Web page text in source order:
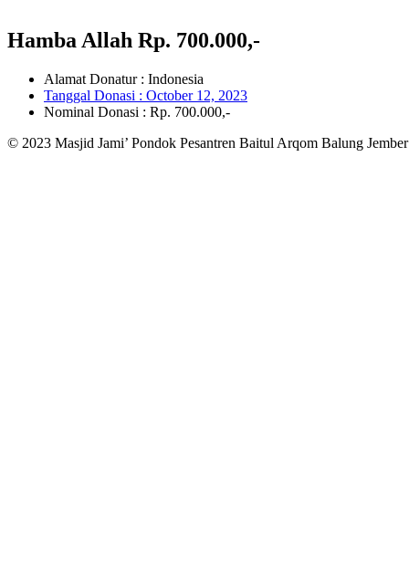
Hamba Allah Rp. 700.000,-
Alamat Donatur : Indonesia
Tanggal Donasi : October 12, 2023
Nominal Donasi : Rp. 700.000,-
© 2023 Masjid Jami’ Pondok Pesantren Baitul Arqom Balung Jember